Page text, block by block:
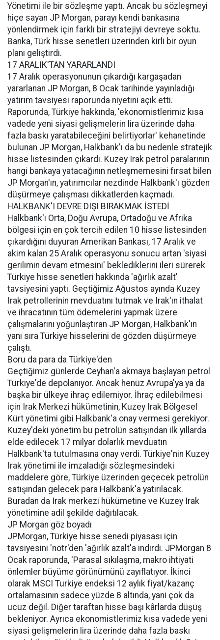
Yönetimi ile bir sözleşme yaptı. Ancak bu sözleşmeyi
hiçe sayan JP Morgan, parayı kendi bankasına
yönlendirmek için farklı bir stratejiyi devreye soktu.
Banka, Türk hisse senetleri üzerinden kirli bir oyun
planı geliştirdi.
17 ARALIK'TAN YARARLANDI
17 Aralık operasyonunun çıkardığı kargaşadan
yararlanan JP Morgan, 8 Ocak tarihinde yayınladığı
yatırım tavsiyesi raporunda niyetini açık etti.
Raporunda, Türkiye hakkında, 'ekonomistlerimiz kısa
vadede yeni siyasi gelişmelerin lira üzerinde daha
fazla baskı yaratabileceğini belirtiyorlar' kehanetinde
bulunan JP Morgan, Halkbank'ı da bu nedenle stratejik
hisse listesinden çıkardı. Kuzey Irak petrol paralarının
hangi bankaya yatacağının netleşmemesini fırsat bilen
JP Morgan'ın, yatırımcılar nezdinde Halkbank'ı gözden
düşürmeye çalışması dikkatlerden kaçmadı.
HALKBANK'I DEVRE DIŞI BIRAKMAK İSTEDİ
Halkbank'ı Orta, Doğu Avrupa, Ortadoğu ve Afrika
bölgesi için en çok tercih edilen 10 hisse listesinden
çıkardığını duyuran Amerikan Bankası, 17 Aralık ve
akim kalan 25 Aralık operasyonu sonucu artan 'siyasi
gerilimin devam etmesini' beklediklerini ileri sürerek
Türkiye hisse senetleri hakkında 'ağırlık azalt'
tavsiyesini yaptı. Geçtiğimiz Ağustos ayında Kuzey
Irak petrollerinin mevduatını tutmak ve Irak'ın ithalat
ve ihracatının tüm ödemelerini yapmak üzere
çalışmalarını yoğunlaştıran JP Morgan, Halkbank'ın
yanı sıra Türkiye hisselerini de gözden düşürmeye
çalıştı.
Boru da para da Türkiye'den
Geçtiğimiz günlerde Ceyhan'a akmaya başlayan petrol
Türkiye'de depolanıyor. Ancak henüz Avrupa'ya ya da
başka bir ülkeye ihraç edilemiyor. İhraç edilebilmesi
için Irak Merkezi hükümetinin, Kuzey Irak Bölgesel
Kürt yönetimi gibi Halkbank'a onay vermesi gerekiyor.
Kuzey'deki yönetim bu petrolün satışından ilk yıllarda
elde edilecek 17 milyar dolarlık mevduatın
Halkbank'ta tutulmasına onay verdi. Türkiye'nin Kuzey
Irak yönetimi ile imzaladığı sözleşmesindeki
maddelere göre, Türkiye üzerinden geçecek petrolün
satışından gelecek para Halkbank'a yatırılacak.
Buradan da Irak merkezi hükümetine ve Kuzey Irak
yönetimine adil şekilde dağıtılacak.
JP Morgan göz boyadı
JPMorgan, Türkiye hisse senedi piyasası için
tavsiyesini 'nötr'den 'ağırlık azalt'a indirdi. JPMorgan 8
Ocak raporunda, 'Parasal sıkılaşma, makro ihtiyati
önlemler büyüme görünümünü zayıflatıyor. İkinci
olarak MSCI Turkiye endeksi 12 aylık fiyat/kazanç
ortalamasının sadece yüzde 8 altında, yani çok da
ucuz değil. Diğer taraftan hisse başı kârlarda düşüş
bekleniyor. Ayrıca ekonomistlerimiz kısa vadede yeni
siyasi gelişmelerin lira üzerinde daha fazla baskı